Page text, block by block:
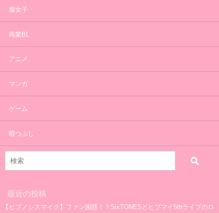
腐女子
商業BL
アニメ
マンガ
ゲーム
暇つぶし
最近の投稿
【ヒプノシスマイク】ファン困惑！？SixTONESとヒプマイ5thライブのロ